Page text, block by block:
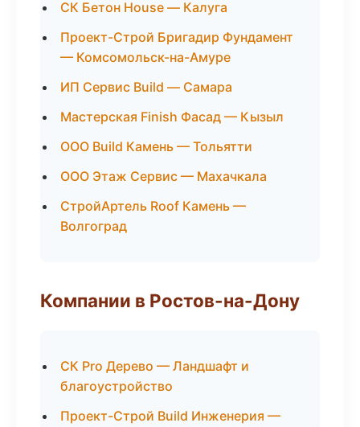
СК Бетон House — Калуга
Проект-Строй Бригадир Фундамент
— Комсомольск-на-Амуре
ИП Сервис Build — Самара
Мастерская Finish Фасад — Кызыл
ООО Build Камень — Тольятти
ООО Этаж Сервис — Махачкала
СтройАртель Roof Камень —
Волгоград
Компании в Ростов-на-Дону
СК Pro Дерево — Ландшафт и
благоустройство
Проект-Строй Build Инженерия —